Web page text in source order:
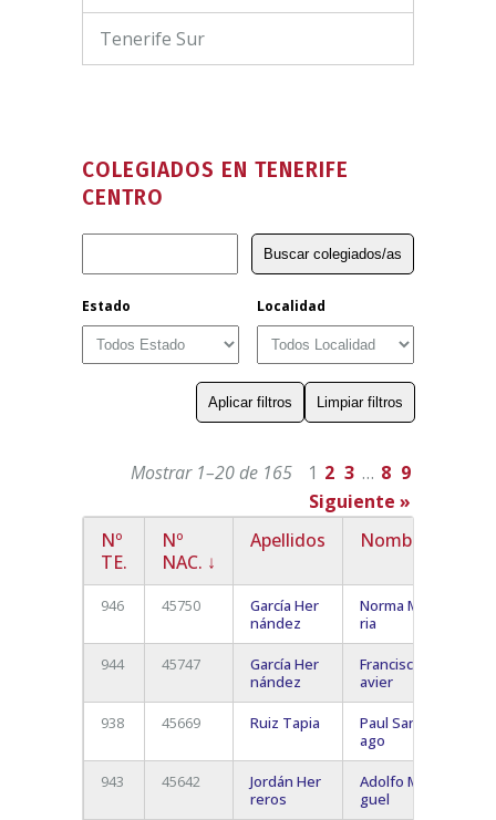
Tenerife Sur
COLEGIADOS EN TENERIFE
CENTRO
Localidad
Estado
Mostrar 1–20 de 165 1 2 3 … 8 9
Siguiente »
Nº
TE.
Nº
NAC. ↓
Apellidos Nombre
946 45750
García Her
nández
Norma Ma
ria
944 45747
García Her
nández
Francisco J
avier
938 45669 Ruiz Tapia
Paul Santi
ago
943 45642
Jordán Her
reros
Adolfo Mi
guel